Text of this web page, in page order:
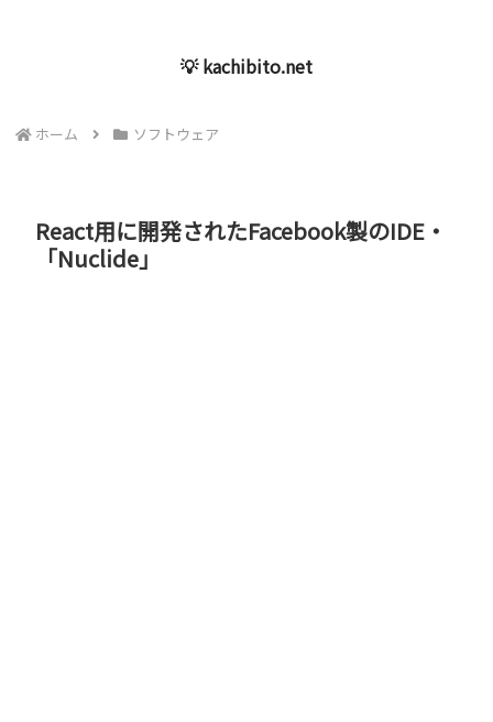
💡 kachibito.net
ホーム ソフトウェア
React用に開発されたFacebook製のIDE・
「Nuclide」